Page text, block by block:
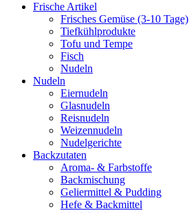
Frische Artikel
Frisches Gemüse (3-10 Tage)
Tiefkühlprodukte
Tofu und Tempe
Fisch
Nudeln
Nudeln
Eiernudeln
Glasnudeln
Reisnudeln
Weizennudeln
Nudelgerichte
Backzutaten
Aroma- & Farbstoffe
Backmischung
Geliermittel & Pudding
Hefe & Backmittel